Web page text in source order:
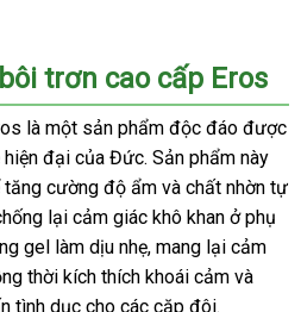
trơn cao cấp Eros
là một sản phẩm độc đáo được
đại của Đức. Sản phẩm này
cường độ ẩm và chất nhờn tự
lại cảm giác khô khan ở phụ
gel làm dịu nhẹ, mang lại cảm
thời kích thích khoái cảm và
tình dục cho các cặp đôi.